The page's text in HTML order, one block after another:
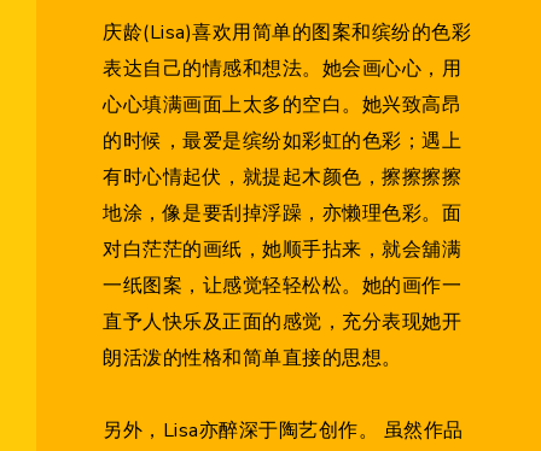
庆龄(Lisa)喜欢用简单的图案和缤纷的色彩
表达自己的情感和想法。她会画心心，用
心心填满画面上太多的空白。她兴致高昂
的时候，最爱是缤纷如彩虹的色彩；遇上
有时心情起伏，就提起木颜色，擦擦擦擦
地涂，像是要刮掉浮躁，亦懒理色彩。面
对白茫茫的画纸，她顺手拈来，就会舖满
一纸图案，让感觉轻轻松松。她的画作一
直予人快乐及正面的感觉，充分表现她开
朗活泼的性格和简单直接的思想。
另外，Lisa亦醉深于陶艺创作。 虽然作品